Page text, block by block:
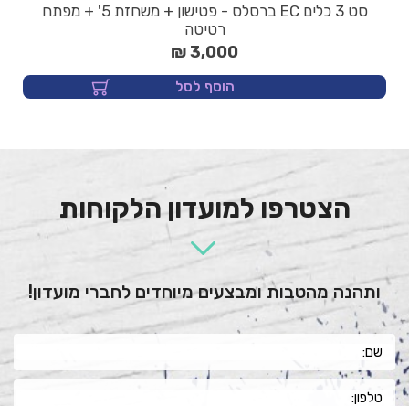
סט 3 כלים EC ברסלס - פטישון + משחזת 5' + מפתח
רטיטה
3,000 ₪
הוסף לסל
הצטרפו למועדון הלקוחות
ותהנה מהטבות ומבצעים מיוחדים לחברי מועדון!